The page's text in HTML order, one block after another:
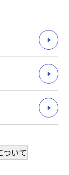
ついて